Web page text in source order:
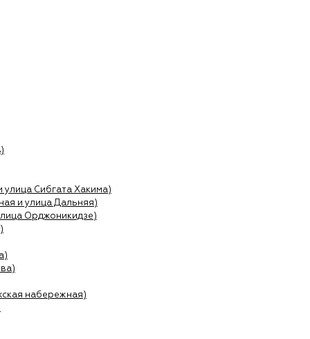
улица Сибгата Хакима)
и улица Дальняя)
Орджоникидзе)
набережная)